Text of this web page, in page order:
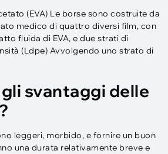
(EVA) Le borse sono costruite da
medico di quattro diversi film, con
fluida di EVA, e due strati di
(Ldpe) Avvolgendo uno strato di
svantaggi delle
leggeri, morbido, e fornire un buon
una durata relativamente breve e